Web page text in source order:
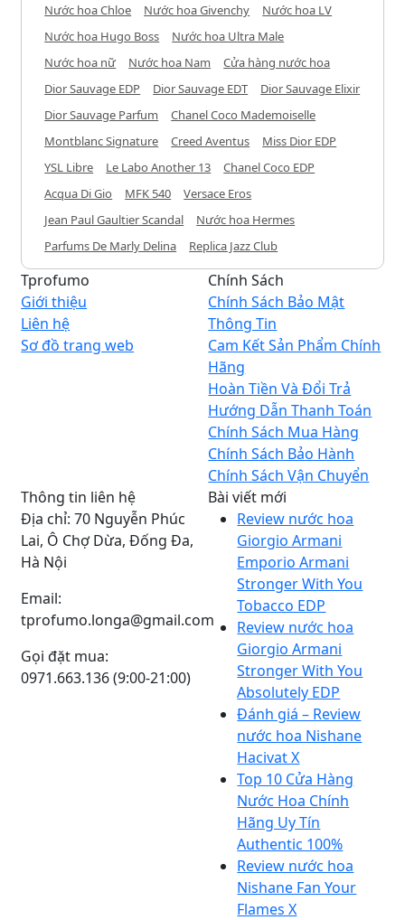
Nước hoa Chloe
Nước hoa Givenchy
Nước hoa LV
Nước hoa Hugo Boss
Nước hoa Ultra Male
Nước hoa nữ
Nước hoa Nam
Cửa hàng nước hoa
Dior Sauvage EDP
Dior Sauvage EDT
Dior Sauvage Elixir
Dior Sauvage Parfum
Chanel Coco Mademoiselle
Montblanc Signature
Creed Aventus
Miss Dior EDP
YSL Libre
Le Labo Another 13
Chanel Coco EDP
Acqua Di Gio
MFK 540
Versace Eros
Jean Paul Gaultier Scandal
Nước hoa Hermes
Parfums De Marly Delina
Replica Jazz Club
Tprofumo
Giới thiệu
Liên hệ
Sơ đồ trang web
Chính Sách
Chính Sách Bảo Mật
Thông Tin
Cam Kết Sản Phẩm Chính
Hãng
Hoàn Tiền Và Đổi Trả
Hướng Dẫn Thanh Toán
Chính Sách Mua Hàng
Chính Sách Bảo Hành
Chính Sách Vận Chuyển
Thông tin liên hệ
Địa chỉ: 70 Nguyễn Phúc
Lai, Ô Chợ Dừa, Đống Đa,
Hà Nội
Email:
tprofumo.longa@gmail.com
Gọi đặt mua:
0971.663.136 (9:00-21:00)
Bài viết mới
Review nước hoa
Giorgio Armani
Emporio Armani
Stronger With You
Tobacco EDP
Review nước hoa
Giorgio Armani
Stronger With You
Absolutely EDP
Đánh giá – Review
nước hoa Nishane
Hacivat X
Top 10 Cửa Hàng
Nước Hoa Chính
Hãng Uy Tín
Authentic 100%
Review nước hoa
Nishane Fan Your
Flames X